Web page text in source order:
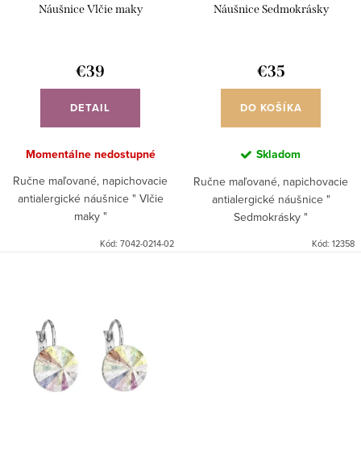
Náušnice Vlčie maky
€39
DETAIL
Momentálne nedostupné
Ručne maľované, napichovacie
antialergické náušnice " Vlčie
maky "
Kód: 7042-0214-02
Náušnice Sedmokrásky
€35
DO KOŠÍKA
Skladom
Ručne maľované, napichovacie
antialergické náušnice "
Sedmokrásky "
Kód: 12358